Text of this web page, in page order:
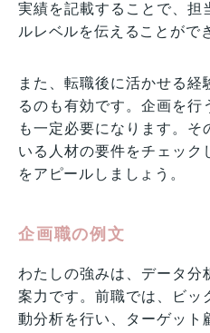
実績を記載することで、担
ルレベルを伝えることがで
また、転職後に活かせる経
るのも有効です。企画を行
も一定必要になります。そ
いる人材の要件をチェック
をアピールしましょう。
企画職の例文
わたしの強みは、データ分
案力です。前職では、ビッ
動分析を行い、ターゲット